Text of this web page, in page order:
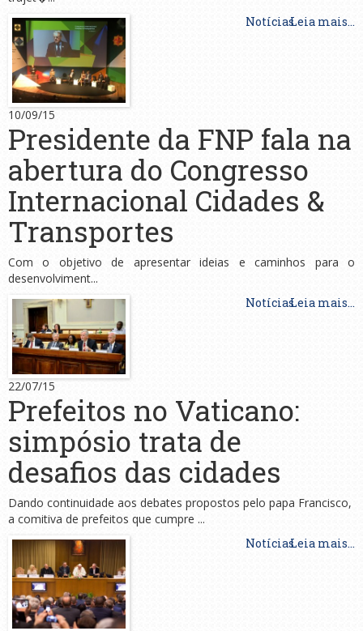
NotíciasLeia mais...
10/09/15
Presidente da FNP fala na
abertura do Congresso
Internacional Cidades &
Transportes
Com o objetivo de apresentar ideias e caminhos para o
desenvolviment...
NotíciasLeia mais...
22/07/15
Prefeitos no Vaticano:
simpósio trata de
desafios das cidades
Dando continuidade aos debates propostos pelo papa Francisco,
a comitiva de prefeitos que cumpre ...
NotíciasLeia mais...